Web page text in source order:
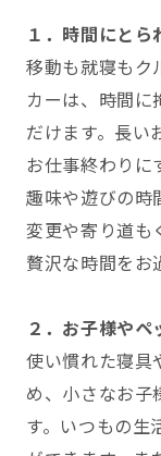
１．時間にとら
移動も就寝もク
カーは、時間に
だけます。長い
お仕事終わりに
趣味や遊びの時
変更や寄り道も
贅沢な時間をお
２．お子様や
使い慣れた寝具
め、小さなお子
す。いつもの生